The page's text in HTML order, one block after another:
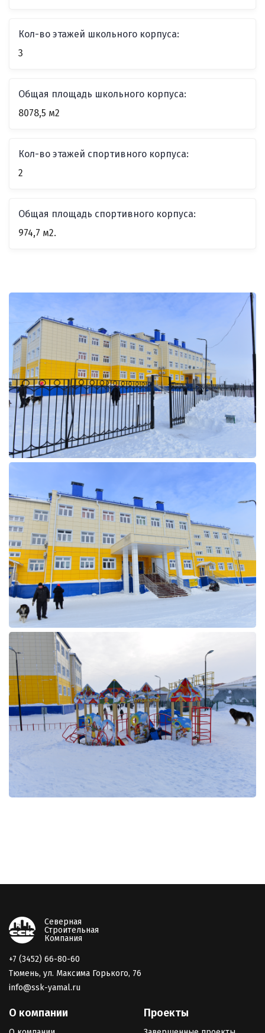
Кол-во этажей школьного корпуса:
3
Общая площадь школьного корпуса:
8078,5 м2
Кол-во этажей спортивного корпуса:
2
Общая площадь спортивного корпуса:
974,7 м2.
Северная
Строительная
Компания
+7 (3452) 66-80-60
Тюмень, ул. Максима Горького, 76
info@ssk-yamal.ru
О компании Проекты